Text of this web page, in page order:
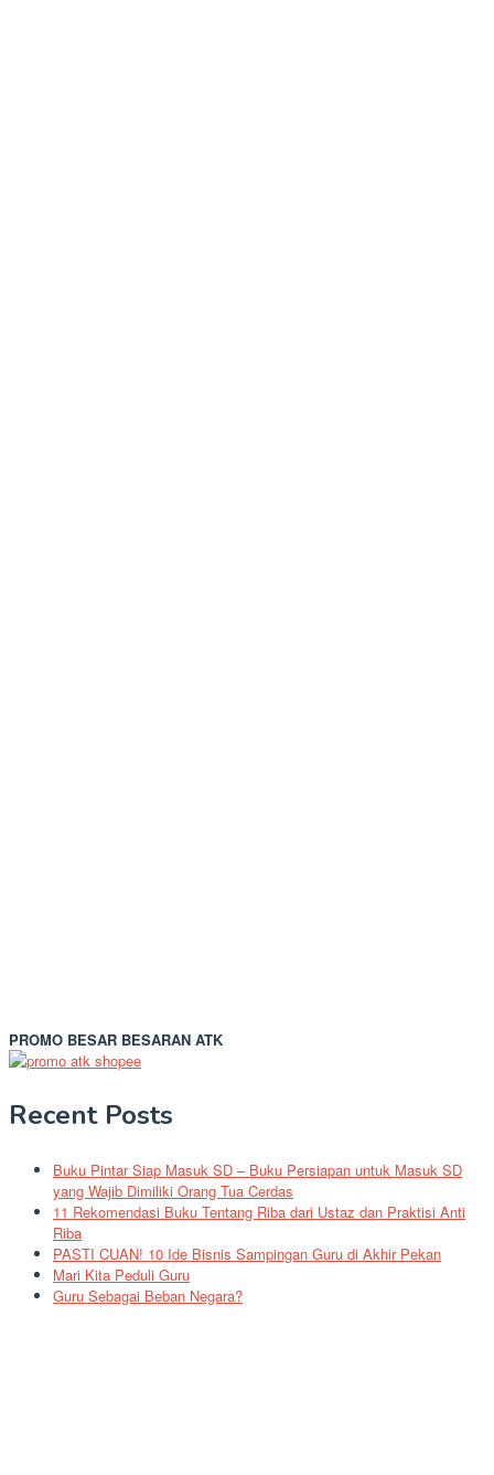
PROMO BESAR BESARAN ATK
Recent Posts
Buku Pintar Siap Masuk SD – Buku Persiapan untuk Masuk SD
yang Wajib Dimiliki Orang Tua Cerdas
11 Rekomendasi Buku Tentang Riba dari Ustaz dan Praktisi Anti
Riba
PASTI CUAN! 10 Ide Bisnis Sampingan Guru di Akhir Pekan
Mari Kita Peduli Guru
Guru Sebagai Beban Negara?